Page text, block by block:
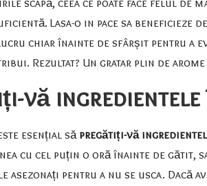
Lasa-o in pace sa beneficieze
chiar înainte de sfârșit pentru a
Rezultat? Un gratar plin de
vă ingredientele
esențial să pregătiți-vă
cu cel puțin o oră înainte de gătit,
pentru a nu se usca. Dacă